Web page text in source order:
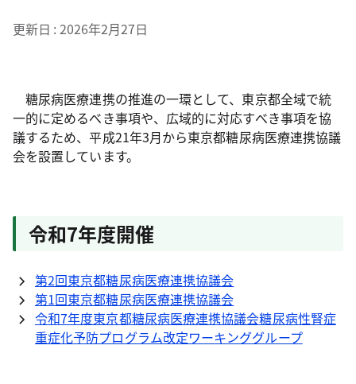
更新日 2026年2月27日
糖尿病医療連携の推進の一環として、東京都全域で統
一的に定めるべき事項や、広域的に対応すべき事項を協
議するため、平成21年3月から東京都糖尿病医療連携協議
会を設置しています。
令和7年度開催
第2回東京都糖尿病医療連携協議会
第1回東京都糖尿病医療連携協議会
令和7年度東京都糖尿病医療連携協議会糖尿病性腎症
重症化予防プログラム改定ワーキンググループ